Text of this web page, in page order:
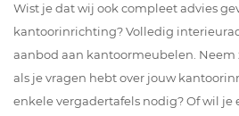
Wist je dat wij ook compleet advies
kantoorinrichting? Volledig
aanbod aan kantoormeubelen. Neem
als je vragen hebt over jouw
enkele vergadertafels nodig? Of wil je